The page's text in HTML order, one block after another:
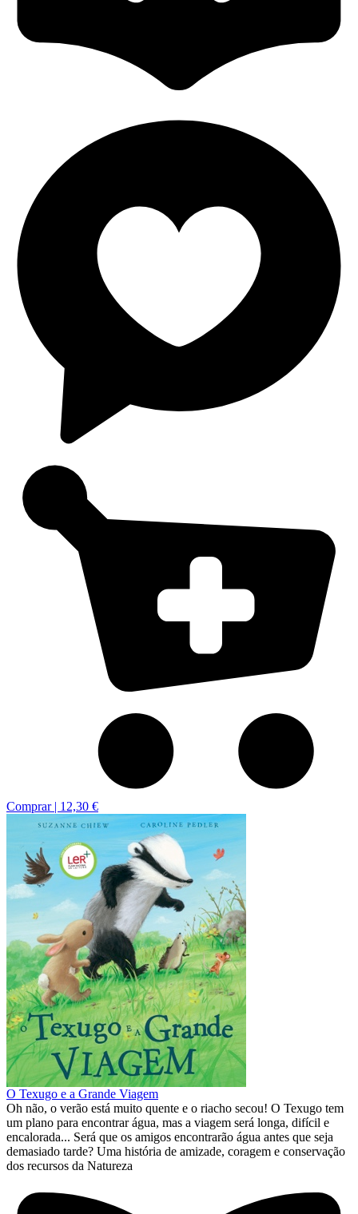
Comprar | 12,30 €
O Texugo e a Grande Viagem
Oh não, o verão está muito quente e o riacho secou! O Texugo tem
um plano para encontrar água, mas a viagem será longa, difícil e
encalorada... Será que os amigos encontrarão água antes que seja
demasiado tarde? Uma história de amizade, coragem e conservação
dos recursos da Natureza